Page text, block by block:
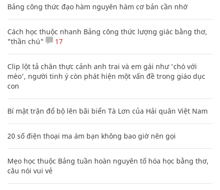
Bảng công thức đạo hàm nguyên hàm cơ bản cần nhớ
Cách học thuộc nhanh Bảng công thức lượng giác bằng thơ,
"thần chú"
17
Clip lột tả chân thực cảnh anh trai và em gái như 'chó với
mèo', người tinh ý còn phát hiện một vấn đề trong giáo dục
con
Bí mật trận đổ bộ lên bãi biển Tà Lơn của Hải quân Việt Nam
20 số điện thoại ma ám bạn không bao giờ nên gọi
Mẹo học thuộc Bảng tuần hoàn nguyên tố hóa học bằng thơ,
câu nói vui vẻ